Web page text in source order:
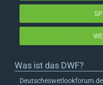
Was ist das DWF?